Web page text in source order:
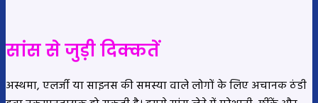
सांस से जुड़ी दिक्कतें
अस्थमा, एलर्जी या साइनस की समस्या वाले लोगों के लिए अचानक ठंडी